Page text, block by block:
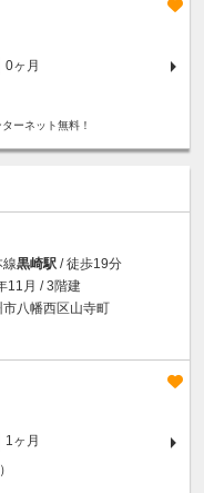
0ヶ月
ーネット無料！
線黒崎駅 / 徒歩19分
11月 / 3階建
八幡西区山寺町
1ヶ月
）